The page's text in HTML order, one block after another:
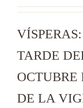
TARDE
OCTUBRE
DE LA